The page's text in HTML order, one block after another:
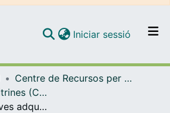
Navega per tot el DD
Iniciar sessió (current)
Centre de Recursos per a l'Aprenentatge i la Investigació (CRAI-UB) - Institucional
Exposicions / Vitrines (CRAI-UB)
IOP eBooks. Noves adquisicions. (Febrer 2018)